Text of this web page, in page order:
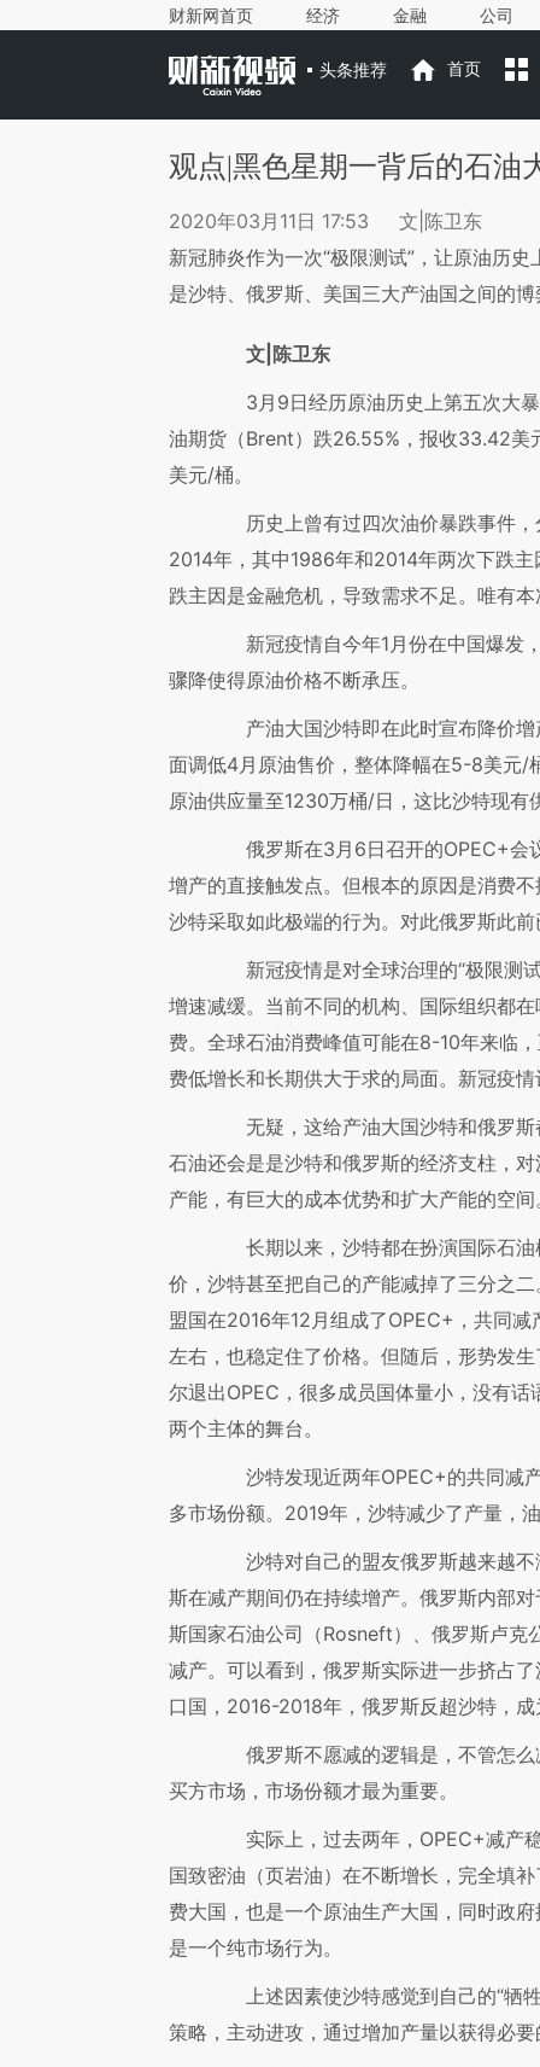
财新网首页 经济 金融 公司
头条推荐 首页
观点|黑色星期一背后的石油
2020年03月11日 17:53
文|陈卫东
新冠肺炎作为一次“极限测试”，让原油历
是沙特、俄罗斯、美国三大产油国之间的
文|陈卫东
3月9日经历原油历史上第五次大暴
油期货（Brent）跌26.55%，报收33.42美
美元/桶。
历史上曾有过四次油价暴跌事件，
2014年，其中1986年和2014年两次下跌
跌主因是金融危机，导致需求不足。唯有
新冠疫情自今年1月份在中国爆发
骤降使得原油价格不断承压。
产油大国沙特即在此时宣布降价增
面调低4月原油售价，整体降幅在5-8美元/
原油供应量至1230万桶/日，这比沙特现
俄罗斯在3月6日召开的OPEC+会
增产的直接触发点。但根本的原因是消费
沙特采取如此极端的行为。对此俄罗斯此
新冠疫情是对全球治理的“极限测试
增速减缓。当前不同的机构、国际组织都
费。全球石油消费峰值可能在8-10年来临
费低增长和长期供大于求的局面。新冠疫
无疑，这给产油大国沙特和俄罗斯
石油还会是是沙特和俄罗斯的经济支柱，
产能，有巨大的成本优势和扩大产能的空间
长期以来，沙特都在扮演国际石油
价，沙特甚至把自己的产能减掉了三分之
盟国在2016年12月组成了OPEC+，共同
左右，也稳定住了价格。但随后，形势发
尔退出OPEC，很多成员国体量小，没有
两个主体的舞台。
沙特发现近两年OPEC+的共同减
多市场份额。2019年，沙特减少了产量，
沙特对自己的盟友俄罗斯越来越不
斯在减产期间仍在持续增产。俄罗斯内部
斯国家石油公司（Rosneft）、俄罗斯卢
减产。可以看到，俄罗斯实际进一步挤占
口国，2016-2018年，俄罗斯反超沙特，
俄罗斯不愿减的逻辑是，不管怎么
买方市场，市场份额才最为重要。
实际上，过去两年，OPEC+减产
国致密油（页岩油）在不断增长，完全填
费大国，也是一个原油生产大国，同时政
是一个纯市场行为。
上述因素使沙特感觉到自己的“牺牲
策略，主动进攻，通过增加产量以获得必